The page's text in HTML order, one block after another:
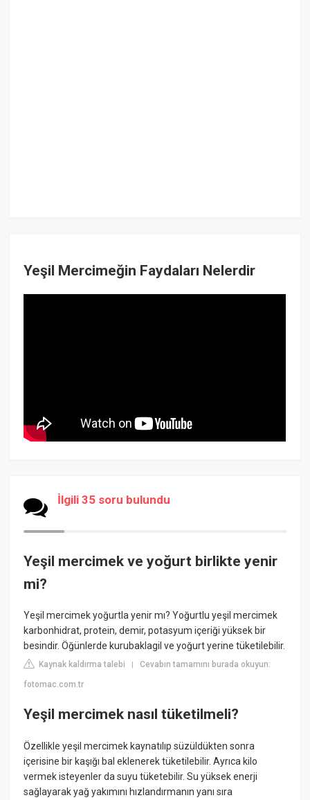
Yeşil Mercimeğin Faydaları Nelerdir
İlgili 35 soru bulundu
Yeşil mercimek ve yoğurt birlikte yenir
mi?
Yeşil mercimek yoğurtla yenir mı? Yoğurtlu yeşil mercimek
karbonhidrat, protein, demir, potasyum içeriği yüksek bir
besindir. Öğünlerde kurubaklagil ve yoğurt yerine tüketilebilir.
Kaynak kaldırma talebi |Cevabın tamamını burada okuyun:
fotomac.com.tr
Yeşil mercimek nasıl tüketilmeli?
Özellikle yeşil mercimek kaynatılıp süzüldükten sonra
içerisine bir kaşığı bal eklenerek tüketilebilir. Ayrıca kilo
vermek isteyenler da suyu tüketebilir. Su yüksek enerji
sağlayarak yağ yakımını hızlandırmanın yanı sıra